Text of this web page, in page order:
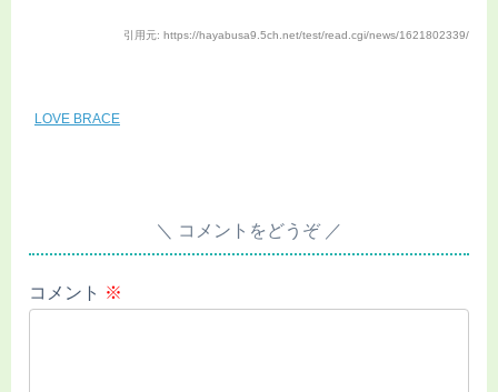
引用元: https://hayabusa9.5ch.net/test/read.cgi/news/1621802339/
LOVE BRACE
コメントをどうぞ
コメント ※